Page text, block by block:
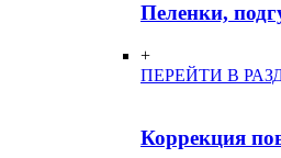
Пеленки,
+
ПЕРЕЙТИ В
Коррекция